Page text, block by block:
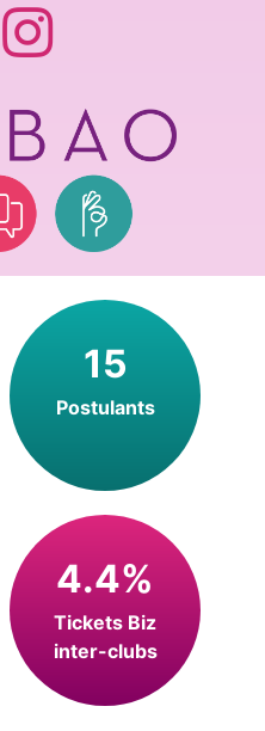
15
Postulants
4.4%
Tickets Biz
inter-clubs